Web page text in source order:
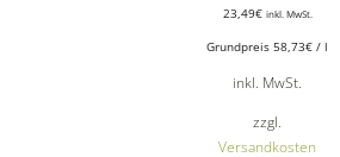
23,49€ inkl. MwSt.
Grundpreis 58,73€ / l
inkl. MwSt.
zzgl.
Versandkosten